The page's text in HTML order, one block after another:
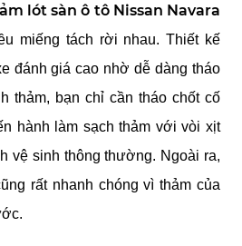
lót sàn ô tô Nissan Navara
miếng tách rời nhau. Thiết kế
đánh giá cao nhờ dễ dàng tháo
thảm, bạn chỉ cần tháo chốt cố
hành làm sạch thảm với vòi xịt
vệ sinh thông thường. Ngoài ra,
rất nhanh chóng vì thảm của